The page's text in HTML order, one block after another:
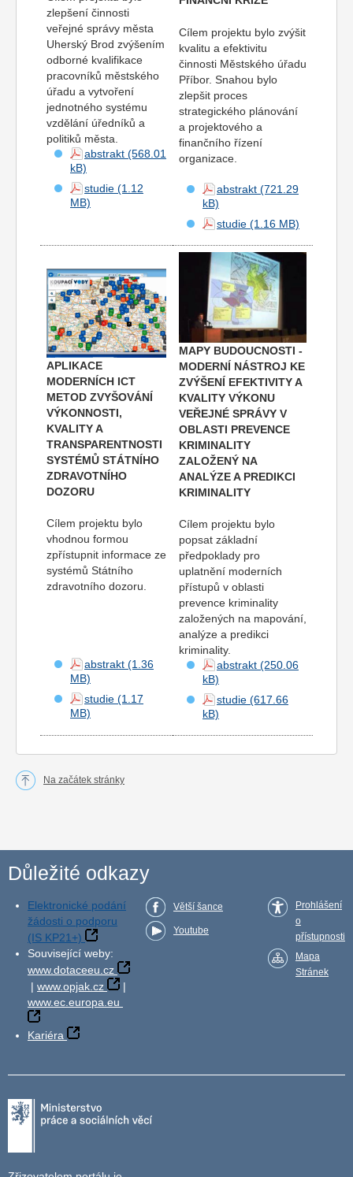
zlepšení činnosti
veřejné správy města
Uherský Brod zvýšením
odborné kvalifikace
pracovníků městského
úřadu a vytvoření
jednotného systému
vzdělání úředníků a
politiků města.
abstrakt
studie
Cílem projektu bylo zvýšit
kvalitu a efektivitu
činnosti Městského úřadu
Příbor. Snahou bylo
zlepšit proces
strategického plánování
a projektového a
finančního řízení
organizace.
abstrakt
studie
APLIKACE
MODERNÍCH ICT
METOD ZVYŠOVÁNÍ
VÝKONNOSTI,
KVALITY A
TRANSPARENTNOSTI
SYSTÉMŮ STÁTNÍHO
ZDRAVOTNÍHO
DOZORU
Cílem projektu bylo
vhodnou formou
zpřístupnit informace ze
systémů Státního
zdravotního dozoru.
abstrakt
studie
MAPY BUDOUCNOSTI -
MODERNÍ NÁSTROJ KE
ZVÝŠENÍ EFEKTIVITY A
KVALITY VÝKONU
VEŘEJNÉ SPRÁVY V
OBLASTI PREVENCE
KRIMINALITY
ZALOŽENÝ NA
ANALÝZE A PREDIKCI
KRIMINALITY
Cílem projektu bylo
popsat základní
předpoklady pro
uplatnění moderních
přístupů v oblasti
prevence kriminality
založených na mapování,
analýze a predikci
kriminality.
abstrakt
studie
Na začátek stránky
Důležité odkazy
Elektronické podání
žádosti o podporu
(IS KP21+)
Související weby:
www.dotaceeu.cz
| www.opjak.cz
|
www.ec.europa.eu
Kariéra
Větší šance
Youtube
Prohlášení
o
přístupnosti
Mapa
Stránek